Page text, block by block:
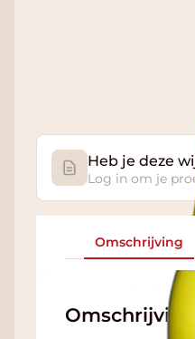
Heb je deze
Log in om je
Omschrijving
Omschrijving